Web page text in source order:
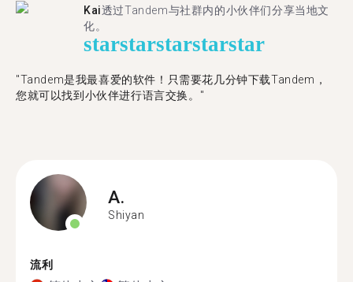
Kai透过Tandem与社群内的小伙伴们分享当地文
化。
starstarstarstarstar
"Tandem是我最喜爱的软件！只需要花几分钟下载Tandem，
您就可以找到小伙伴进行语言交换。"
A.
Shiyan
流利